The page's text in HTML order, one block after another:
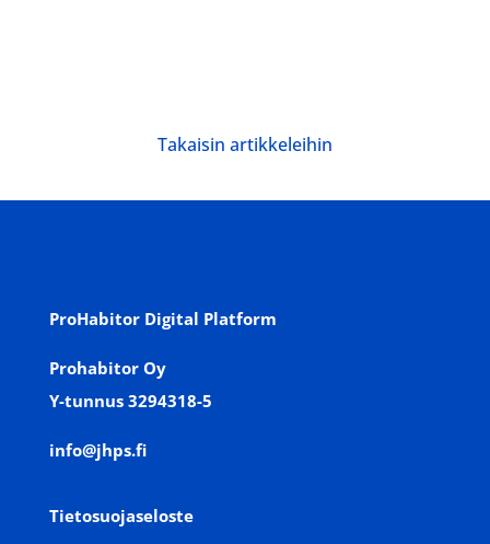
Takaisin artikkeleihin
ProHabitor Digital Platform
Prohabitor Oy
Y-tunnus 3294318-5
info@jhps.fi
Tietosuojaseloste